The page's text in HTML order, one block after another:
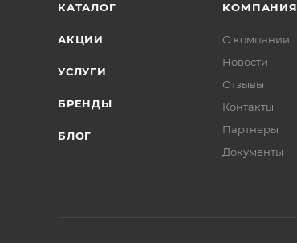
КАТАЛОГ
АКЦИИ
УСЛУГИ
БРЕНДЫ
БЛОГ
КОМПАНИЯ
О компании
Новости
Отзывы
Контакты
Партнеры
Документы